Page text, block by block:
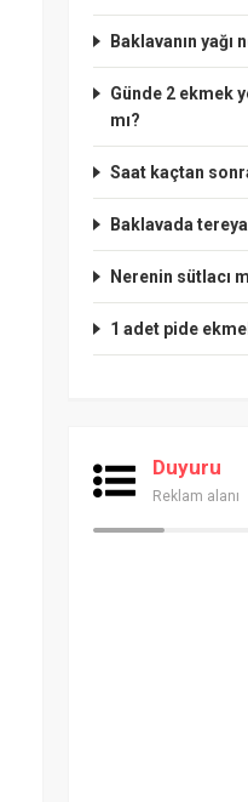
Baklavanın yağı
Günde 2 ekmek
mı?
Saat kaçtan
Baklavada
Nerenin sütlacı
1 adet pide
Duyuru
Reklam alanı